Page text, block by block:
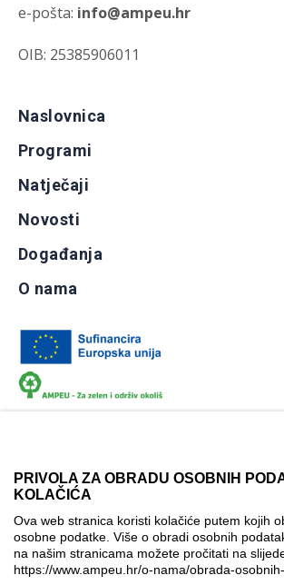
PRIVOLA ZA OBRADU OSOBNIH
KOLAČIĆA
Ova web stranica koristi kolačiće putem kojih
osobne podatke. Više o obradi osobnih
na našim stranicama možete pročitati na
https://www.ampeu.hr/o-nama/obrada-
e-pošta: info@ampeu.hr
OIB: 25385906011
Naslovnica
Programi
Natječaji
Novosti
Događanja
O nama
Izjava o pristupačnosti
Politika korištenja kolačića
Postavke